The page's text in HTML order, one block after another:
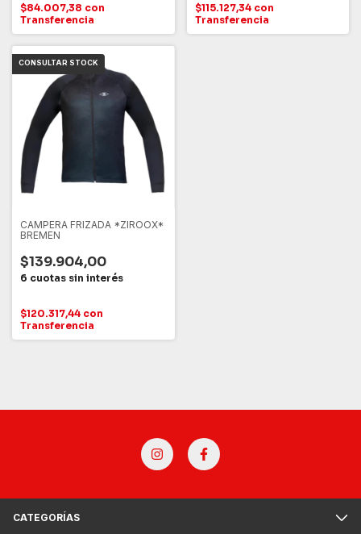
$84.007,38 con
Transferencia
$115.127,34 con
Transferencia
CAMPERA FRIZADA *ZIROOX*
BREMEN
$139.904,00
$120.317,44 con
Transferencia
CATEGORÍAS